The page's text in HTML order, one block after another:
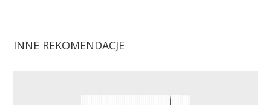
INNE REKOMENDACJE